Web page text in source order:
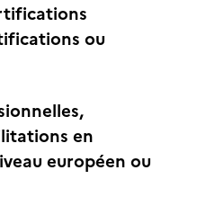
ou
en
européen ou